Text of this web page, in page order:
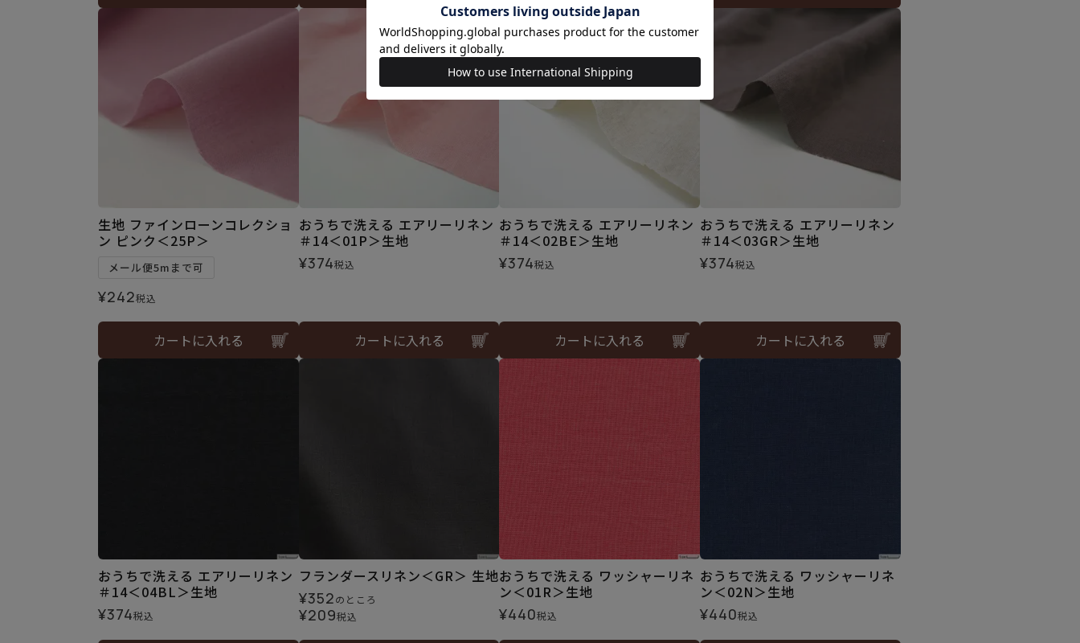
生地 ファインローンコレクショ
ン ピンク＜25P＞
メール便5mまで可
¥242税込
カートに入れる
おうちで洗える エアリーリネン
＃14＜01P＞生地
¥374税込
カートに入れる
おうちで洗える エアリーリネン
＃14＜02BE＞生地
¥374税込
カートに入れる
おうちで洗える エアリーリネン
＃14＜03GR＞生地
¥374税込
カートに入れる
おうちで洗える エアリーリネン
＃14＜04BL＞生地
¥374税込
フランダースリネン＜GR＞ 生地
¥352のところ
¥209税込
おうちで洗える ワッシャーリネ
ン＜01R＞生地
¥440税込
おうちで洗える ワッシャーリネ
ン＜02N＞生地
¥440税込